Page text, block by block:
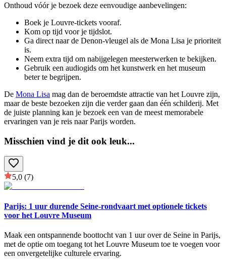
Onthoud vóór je bezoek deze eenvoudige aanbevelingen:
Boek je Louvre-tickets vooraf.
Kom op tijd voor je tijdslot.
Ga direct naar de Denon-vleugel als de Mona Lisa je prioriteit
is.
Neem extra tijd om nabijgelegen meesterwerken te bekijken.
Gebruik een audiogids om het kunstwerk en het museum
beter te begrijpen.
De Mona Lisa mag dan de beroemdste attractie van het Louvre zijn,
maar de beste bezoeken zijn die verder gaan dan één schilderij. Met
de juiste planning kan je bezoek een van de meest memorabele
ervaringen van je reis naar Parijs worden.
Misschien vind je dit ook leuk...
5,0 (7)
Parijs: 1 uur durende Seine-rondvaart met optionele tickets
voor het Louvre Museum
Maak een ontspannende boottocht van 1 uur over de Seine in Parijs,
met de optie om toegang tot het Louvre Museum toe te voegen voor
een onvergetelijke culturele ervaring.